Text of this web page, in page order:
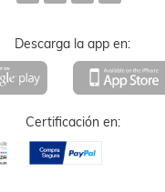
Descarga la app en:
Certificación en: